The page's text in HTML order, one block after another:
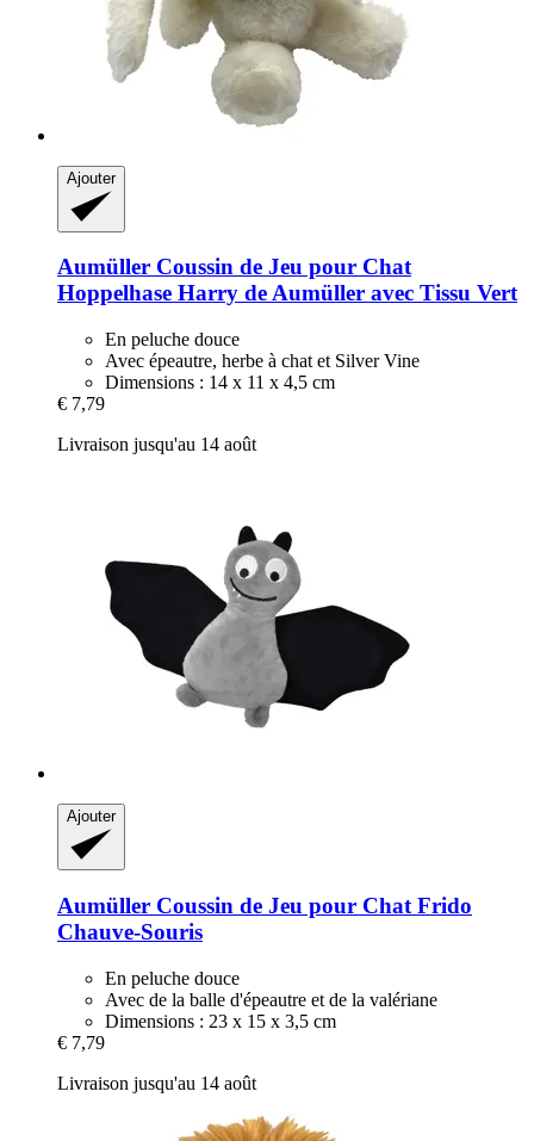
Ajouter
Aumüller Coussin de Jeu pour Chat
Hoppelhase Harry de Aumüller avec Tissu Vert
En peluche douce
Avec épeautre, herbe à chat et Silver Vine
Dimensions : 14 x 11 x 4,5 cm
€ 7,79
Livraison jusqu'au 14 août
Ajouter
Aumüller Coussin de Jeu pour Chat Frido
Chauve-​Souris
En peluche douce
Avec de la balle d'épeautre et de la valériane
Dimensions : 23 x 15 x 3,5 cm
€ 7,79
Livraison jusqu'au 14 août